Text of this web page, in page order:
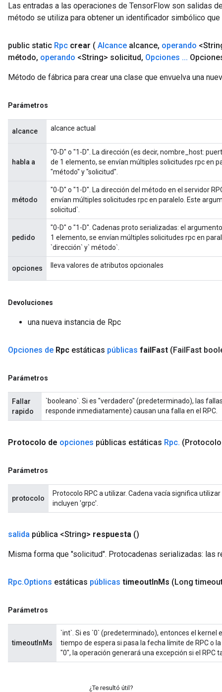
Las entradas a las operaciones de TensorFlow son salidas
método se utiliza para obtener un identificador simbólico
public static Rpc crear ( Alcance alcance, operando
método, operando <String> solicitud, Opciones ...
Método de fábrica para crear una clase que envuelva una
Parámetros
alcance alcance actual
habla a
"0-D" o "1-D". La dirección (es decir, nombre_host:
de 1 elemento, se envían múltiples solicitudes rpc en
"método" y "solicitud".
método
"0-D" o "1-D". La dirección del método en el servidor
envían múltiples solicitudes rpc en paralelo. Este
solicitud`.
pedido
"0-D" o "1-D". Cadenas proto serializadas: el
1 elemento, se envían múltiples solicitudes rpc en
`dirección` y` método`.
opciones lleva valores de atributos opcionales
Devoluciones
una nueva instancia de Rpc
Opciones de Rpc estáticas públicas failFast (FailFast
Parámetros
Fallar
rapido
`booleano`. Si es "verdadero" (predeterminado), las
responde inmediatamente) causan una falla en el RPC.
Protocolo de opciones públicas estáticas Rpc.
Parámetros
protocolo
Protocolo RPC a utilizar. Cadena vacía significa
incluyen 'grpc'.
salida pública <String> respuesta ()
Misma forma que "solicitud". Protocadenas serializadas: las
Rpc.Options estáticas públicas timeoutInMs (Long
Parámetros
timeoutInMs
`int`. Si es `0` (predeterminado), entonces el kernel
tiempo de espera si pasa la fecha límite de RPC o
"0", la operación generará una excepción si el RPC
¿Te resultó útil?